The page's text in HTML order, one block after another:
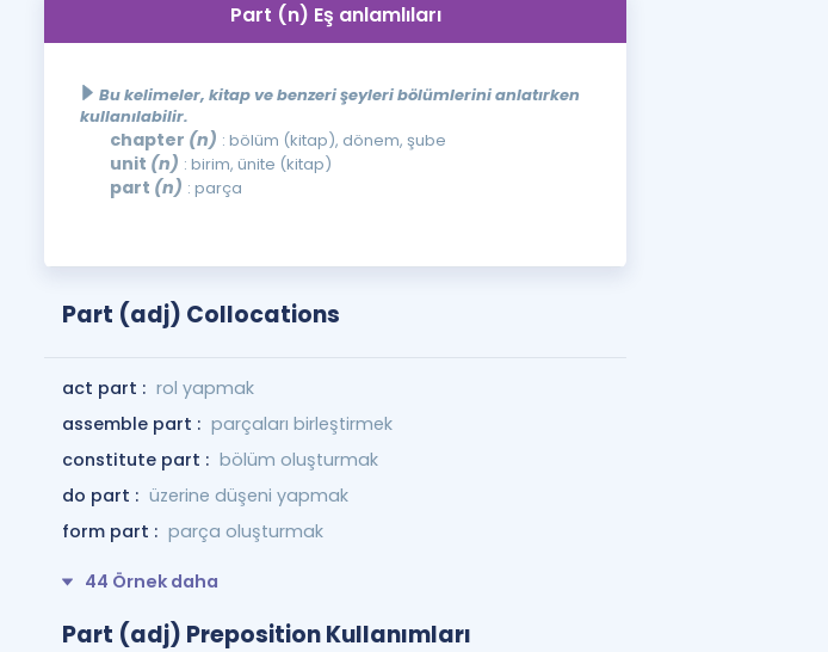
Part (n) Eş anlamlıları
Bu kelimeler, kitap ve benzeri şeyleri bölümlerini anlatırken
kullanılabilir.
chapter (n) : bölüm (kitap), dönem, şube
unit (n) : birim, ünite (kitap)
part (n) : parça
Part (adj) Collocations
act part : rol yapmak
assemble part : parçaları birleştirmek
constitute part : bölüm oluşturmak
do part : üzerine düşeni yapmak
form part : parça oluşturmak
44 Örnek daha
Part (adj) Preposition Kullanımları